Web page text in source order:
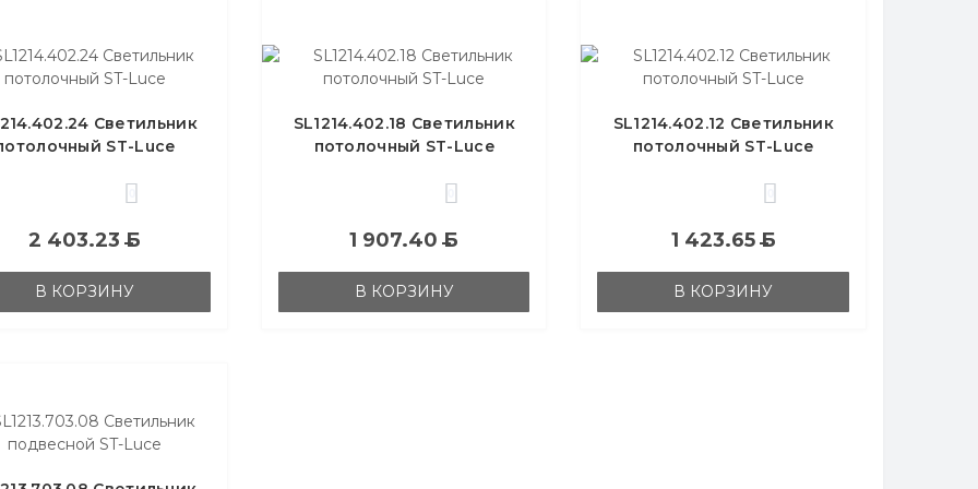
Светильник
ST-Luce
2 403.23Б
В КОРЗИНУ
SL1214.402.18 Светильник
потолочный ST-Luce
1 907.40Б
В КОРЗИНУ
SL1214.402.12 Светильник
потолочный ST-Luce
1 423.65Б
В КОРЗИНУ